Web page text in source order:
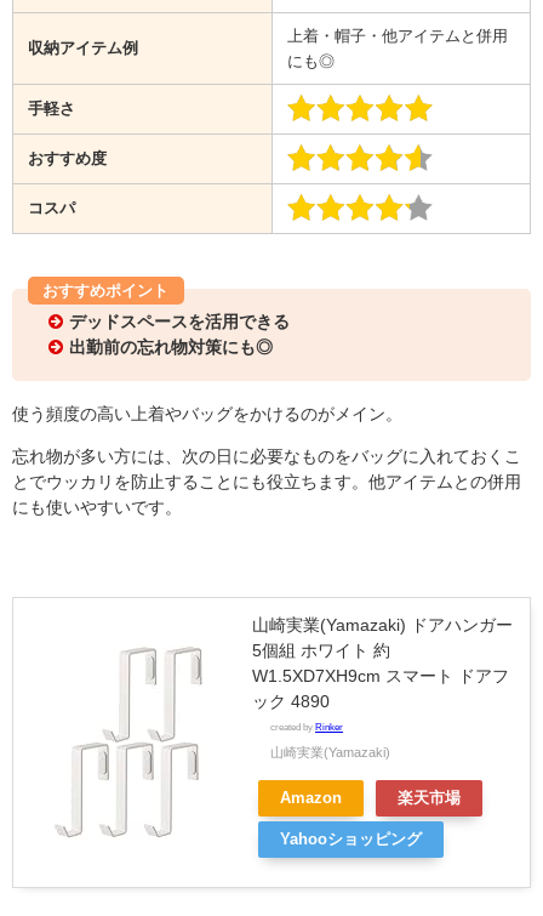
収納アイテム例
上着・帽子・他アイテムと併用
にも◎
手軽さ
おすすめ度
コスパ
おすすめポイント
デッドスペースを活用できる
出勤前の忘れ物対策にも◎
使う頻度の高い上着やバッグをかけるのがメイン。
忘れ物が多い方には、次の日に必要なものをバッグに入れておくこ
とでウッカリを防止することにも役立ちます。他アイテムとの併用
にも使いやすいです。
山崎実業(Yamazaki) ドアハンガー
5個組 ホワイト 約
W1.5XD7XH9cm スマート ドアフ
ック 4890
created by Rinker
山崎実業(Yamazaki)
Amazon 楽天市場
Yahooショッピング